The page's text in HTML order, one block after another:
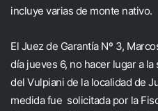
incluye varias de monte nativo.
El Juez de Garantía Nº 3,
día jueves 6, no hacer lugar a
del Vulpiani de la localidad de
medida fue solicitada por la